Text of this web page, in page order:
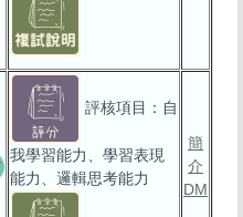
評核項目：自
我學習能力、學習表現
能力、邏輯思考能力
簡
介
DM